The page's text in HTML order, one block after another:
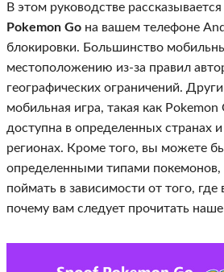
В этом руководстве рассказывается
Pokemon Go на вашем телефоне
блокировки. Большинство
местоположению из-за правил
географических ограничений.
мобильная игра, такая как
доступна в определенных странах
регионах. Кроме того, вы можете
определенными типами
поймать в зависимости от того,
почему вам следует прочитать